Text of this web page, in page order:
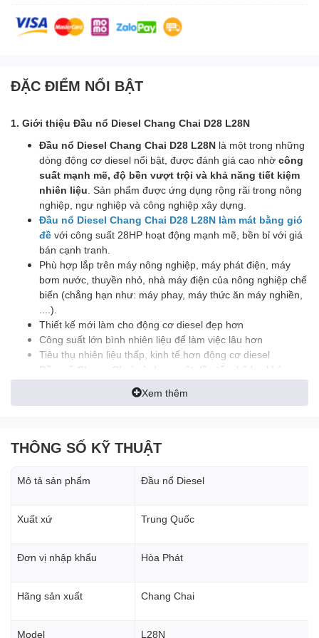
ĐẶC ĐIỂM NỔI BẬT
1. Giới thiệu Đầu nổ Diesel Chang Chai D28 L28N
Đầu nổ Diesel Chang Chai D28 L28N là một trong những
dòng động cơ diesel nổi bật, được đánh giá cao nhờ công
suất mạnh mẽ, độ bền vượt trội và khả năng tiết kiệm
nhiên liệu . Sản phẩm được ứng dụng rộng rãi trong nông
nghiệp, ngư nghiệp và công nghiệp xây dựng.
Đầu nổ Diesel Chang Chai D28 L28N làm mát bằng gió
đề với công suất 28HP hoạt động mạnh mẽ, bền bỉ với giá
bán cạnh tranh.
Phù hợp lắp trên máy nông nghiệp, máy phát điện, máy
bơm nước, thuyền nhỏ, nhà máy điện của nông nghiệp chế
biến (chẳng hạn như: máy phay, máy thức ăn máy nghiền,
....).
Thiết kế mới làm cho động cơ diesel đẹp hơn
Công suất lớn bình nhiên liệu để làm việc lâu hơn
Tiêu thụ nhiên liệu thấp, kinh tế hơn động cơ diesel
Đầu nổ Chang Chai sử dụng một dầu tấm bộ lọc không
Thông số kỹ thuật chi tiết
Công suất làm việc : 26HP – tối đa 28HP
Tốc độ vòng quay : 2200 vòng/phút
Mức tiêu hao nhiên liệu : ≤ 246 g/kw/h
Trọng lượng
Xem thêm
THÔNG SỐ KỸ THUẬT
Mô tả sản phẩm Đầu nổ Diesel
Xuất xứ Trung Quốc
Đơn vị nhập khẩu Hòa Phát
Hãng sản xuất Chang Chai
Model L28N